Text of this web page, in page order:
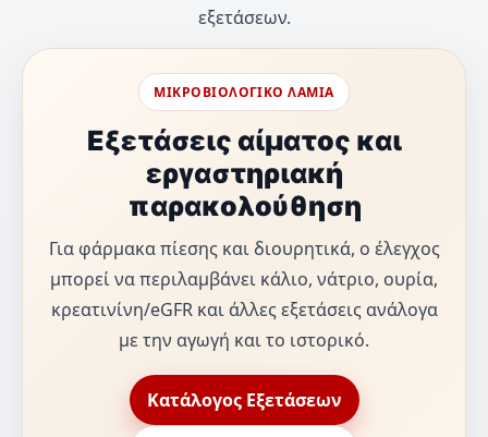
εξετάσεων.
ΜΙΚΡΟΒΙΟΛΟΓΙΚΟ ΛΑΜΙΑ
Εξετάσεις αίματος και
εργαστηριακή
παρακολούθηση
Για φάρμακα πίεσης και διουρητικά, ο έλεγχος
μπορεί να περιλαμβάνει κάλιο, νάτριο, ουρία,
κρεατινίνη/eGFR και άλλες εξετάσεις ανάλογα
με την αγωγή και το ιστορικό.
Κατάλογος Εξετάσεων